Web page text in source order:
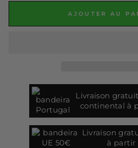
AJOUTER AU
Livraison
continental à
Livraison
à partir